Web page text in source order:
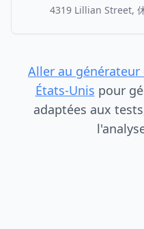
4319 Lillian Street,
Aller au générateur
États-Unis pour
adaptées aux